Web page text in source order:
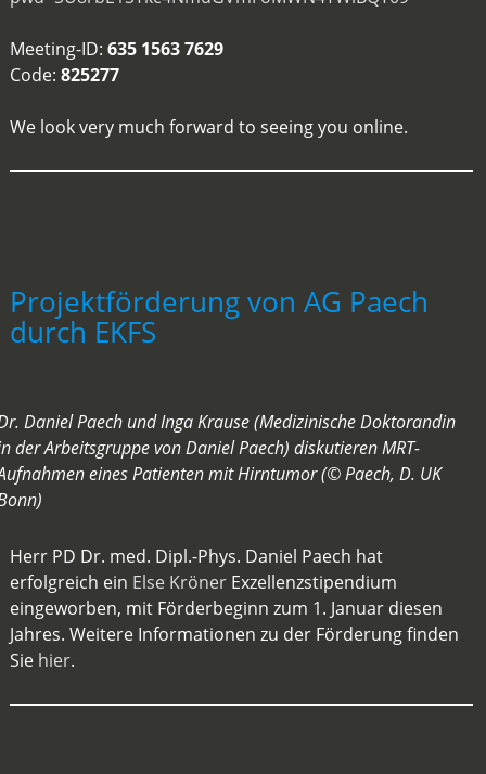
Meeting-ID: 635 1563 7629
Code: 825277
We look very much forward to seeing you online.
Projektförderung von AG Paech
durch EKFS
Daniel Paech und Inga Krause (Medizinische Doktorandin
der Arbeitsgruppe von Daniel Paech) diskutieren MRT-
eines Patienten mit Hirntumor (© Paech, D. UK
Herr PD Dr. med. Dipl.-Phys. Daniel Paech hat
erfolgreich ein Else Kröner Exzellenzstipendium
eingeworben, mit Förderbeginn zum 1. Januar diesen
Jahres. Weitere Informationen zu der Förderung finden
Sie hier.